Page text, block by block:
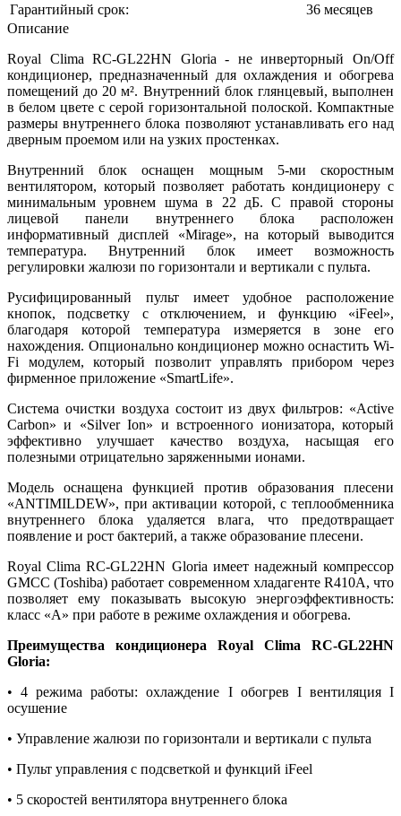
Гарантийный срок:
36 месяцев
Описание
Royal Clima RC-GL22HN Gloria - не инверторный On/Off
кондиционер, предназначенный для охлаждения и обогрева
помещений до 20 м². Внутренний блок глянцевый, выполнен
в белом цвете с серой горизонтальной полоской. Компактные
размеры внутреннего блока позволяют устанавливать его над
дверным проемом или на узких простенках.
Внутренний блок оснащен мощным 5-ми скоростным
вентилятором, который позволяет работать кондиционеру с
минимальным уровнем шума в 22 дБ. С правой стороны
лицевой панели внутреннего блока расположен
информативный дисплей «Mirage», на который выводится
температура. Внутренний блок имеет возможность
регулировки жалюзи по горизонтали и вертикали с пульта.
Русифицированный пульт имеет удобное расположение
кнопок, подсветку с отключением, и функцию «iFeel»,
благодаря которой температура измеряется в зоне его
нахождения. Опционально кондиционер можно оснастить Wi-
Fi модулем, который позволит управлять прибором через
фирменное приложение «SmartLife».
Система очистки воздуха состоит из двух фильтров: «Active
Carbon» и «Silver Ion» и встроенного ионизатора, который
эффективно улучшает качество воздуха, насыщая его
полезными отрицательно заряженными ионами.
Модель оснащена функцией против образования плесени
«ANTIMILDEW», при активации которой, с теплообменника
внутреннего блока удаляется влага, что предотвращает
появление и рост бактерий, а также образование плесени.
Royal Clima RC-GL22HN Gloria имеет надежный компрессор
GMCC (Toshiba) работает современном хладагенте R410A, что
позволяет ему показывать высокую энергоэффективность:
класс «А» при работе в режиме охлаждения и обогрева.
Преимущества кондиционера Royal Clima RC-GL22HN
Gloria:
• 4 режима работы: охлаждение I обогрев I вентиляция I
осушение
• Управление жалюзи по горизонтали и вертикали с пульта
• Пульт управления с подсветкой и функций iFeel
• 5 скоростей вентилятора внутреннего блока